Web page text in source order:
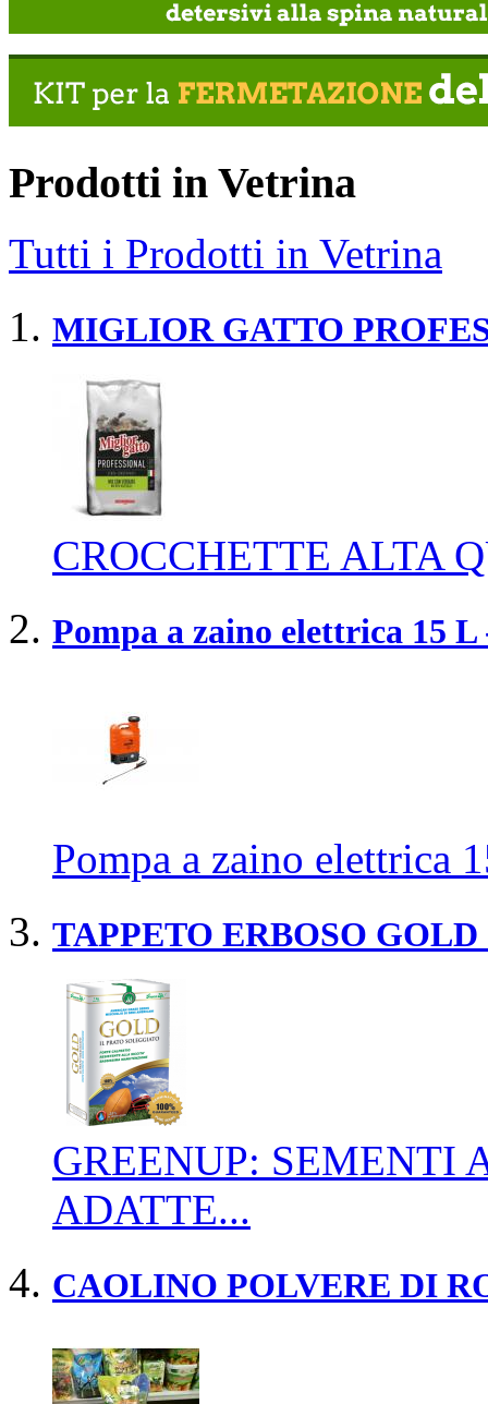
Prodotti in Vetrina
Tutti i Prodotti in Vetrina
MIGLIOR GATTO
CROCCHETTE ALTA
Pompa a zaino elettrica 15
Pompa a zaino elettrica
TAPPETO ERBOSO
GREENUP: SEMENTI
ADATTE...
CAOLINO POLVERE DI